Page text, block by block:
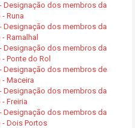
Designação dos membros da
Runa
Designação dos membros da
Ramalhal
Designação dos membros da
Ponte do Rol
Designação dos membros de
- Maceira
Designação dos membros da
Freiria
Designação dos membros da
- Dois Portos